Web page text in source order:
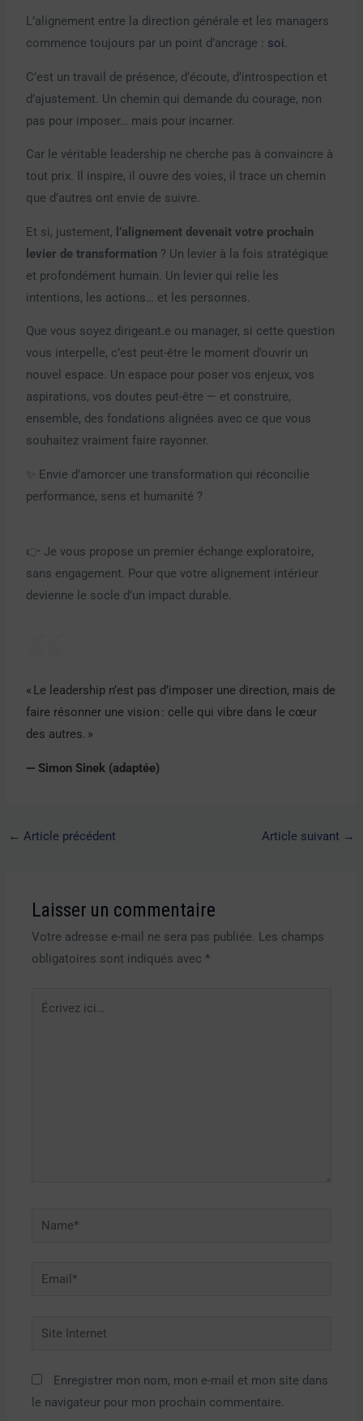
L’alignement entre la direction générale et les managers
commence toujours par un point d’ancrage : soi.
C’est un travail de présence, d’écoute, d’introspection et
d’ajustement. Un chemin qui demande du courage, non
pas pour imposer… mais pour incarner.
Car le véritable leadership ne cherche pas à convaincre à
tout prix. Il inspire, il ouvre des voies, il trace un chemin
que d’autres ont envie de suivre.
Et si, justement, l’alignement devenait votre prochain
levier de transformation ? Un levier à la fois stratégique
et profondément humain. Un levier qui relie les
intentions, les actions… et les personnes.
Que vous soyez dirigeant.e ou manager, si cette question
vous interpelle, c’est peut-être le moment d’ouvrir un
nouvel espace. Un espace pour poser vos enjeux, vos
aspirations, vos doutes peut-être — et construire,
ensemble, des fondations alignées avec ce que vous
souhaitez vraiment faire rayonner.
✨ Envie d’amorcer une transformation qui réconcilie
performance, sens et humanité ?
👉 Je vous propose un premier échange exploratoire,
sans engagement. Pour que votre alignement intérieur
devienne le socle d’un impact durable.
« Le leadership n’est pas d’imposer une direction, mais de
faire résonner une vision : celle qui vibre dans le cœur
des autres. »
— Simon Sinek (adaptée)
← Article précédent Article suivant →
Laisser un commentaire
Votre adresse e-mail ne sera pas publiée. Les champs
obligatoires sont indiqués avec*
Écrivez
Name*
Email*
Site
Enregistrer mon nom, mon e-mail et mon site dans
le navigateur pour mon prochain commentaire.